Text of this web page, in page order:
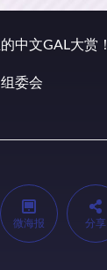
中文GAL大赏！
委会
微海报 分享